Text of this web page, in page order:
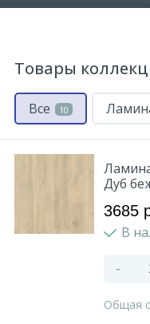
Товары
Все 10
Дуб
3685
В
-
Общая
Контакты
Монтаж